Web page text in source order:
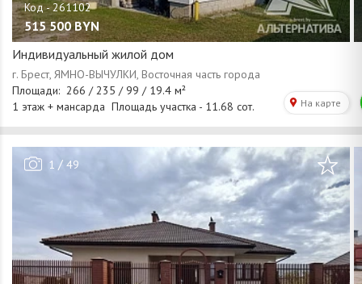
515 500 BYN
Индивидуальный жилой дом
1 / 49